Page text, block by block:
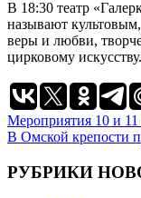
В 18:30 театр
называют
веры и любви,
цирковому
Навигация
по
записям
Мероприятия 10 и
В Омской крепости
РУБРИКИ